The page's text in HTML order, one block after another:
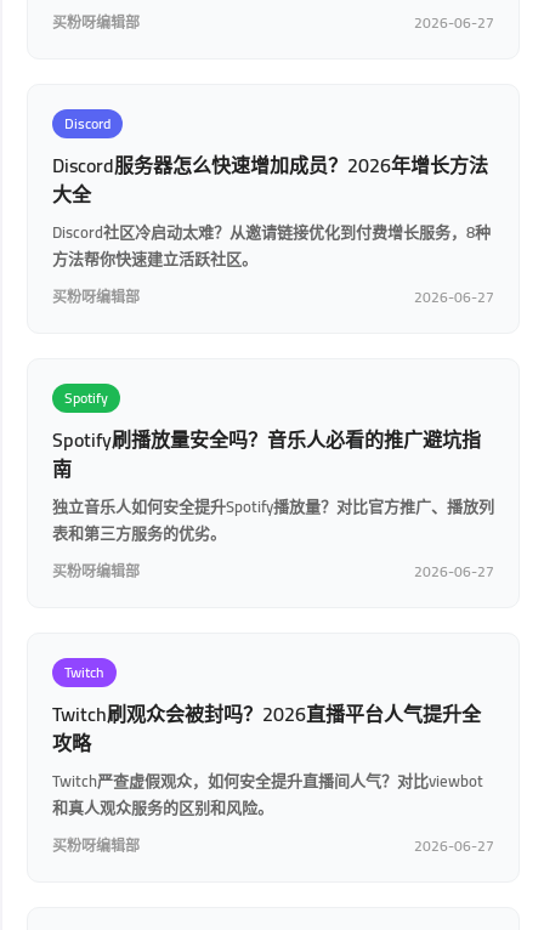
买粉呀编辑部 2026-06-27
Discord
Discord服务器怎么快速增加成员？2026年增长方法
大全
Discord社区冷启动太难？从邀请链接优化到付费增长服务，8种
方法帮你快速建立活跃社区。
买粉呀编辑部 2026-06-27
Spotify
Spotify刷播放量安全吗？音乐人必看的推广避坑指
南
独立音乐人如何安全提升Spotify播放量？对比官方推广、播放列
表和第三方服务的优劣。
买粉呀编辑部 2026-06-27
Twitch
Twitch刷观众会被封吗？2026直播平台人气提升全
攻略
Twitch严查虚假观众，如何安全提升直播间人气？对比viewbot
和真人观众服务的区别和风险。
买粉呀编辑部 2026-06-27